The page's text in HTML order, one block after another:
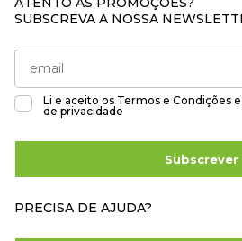
SUBSCREVA A NOSSA
Li e aceito os Termos e Condições
de privacidade
Subscrever
PRECISA DE AJUDA?